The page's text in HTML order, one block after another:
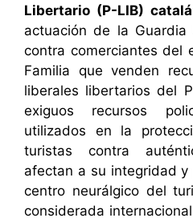
Libertario (P-LIB)
actuación de la Guardia
contra comerciantes del
Familia que venden
liberales libertarios del
exiguos recursos
utilizados en la
turistas contra
afectan a su integridad y
centro neurálgico del
considerada